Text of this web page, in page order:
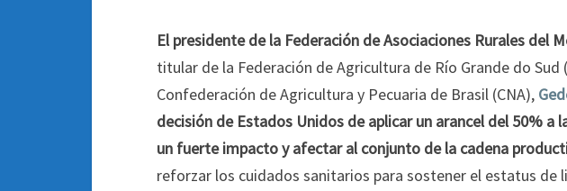
El presidente de la Federación de Asociaciones Rurales del
titular de la Federación de Agricultura de Río Grande do Sud
Confederación de Agricultura y Pecuaria de Brasil (CNA),
decisión de Estados Unidos de aplicar un arancel del 50% a
un fuerte impacto y afectar al conjunto de la cadena
reforzar los cuidados sanitarios para sostener el estatus de